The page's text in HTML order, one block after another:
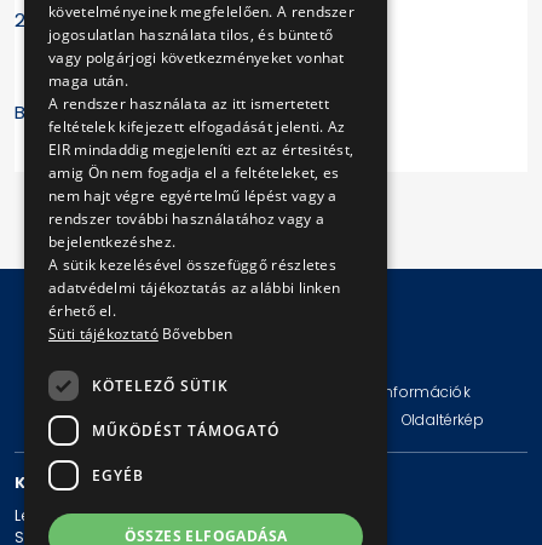
2016. május 26.
BKV Zrt.
Impresszum Jogi nyilatkozat
Technikai információk
Adatvédelmi politika és tájékoztatások
Oldaltérkép
KAPCSOLAT
Levelezési cím: 1980 Budapest, Pf. 11.
Székhely: 1980 Budapest, Akácfa u. 15.
követelményeinek megfelelően. A rendszer
jogosulatlan használata tilos, és büntető
vagy polgárjogi következményeket vonhat
maga után.
A rendszer használata az itt ismertetett
feltételek kifejezett elfogadását jelenti. Az
EIR mindaddig megjeleníti ezt az értesitést,
amig Ön nem fogadja el a feltételeket, es
nem hajt végre egyértelmű lépést vagy a
rendszer további használatához vagy a
bejelentkezéshez.
A sütik kezelésével összefüggő részletes
adatvédelmi tájékoztatás az alábbi linken
érhető el.
Süti tájékoztató Bővebben
KÖTELEZŐ SÜTIK
MŰKÖDÉST TÁMOGATÓ
EGYÉB
ÖSSZES ELFOGADÁSA